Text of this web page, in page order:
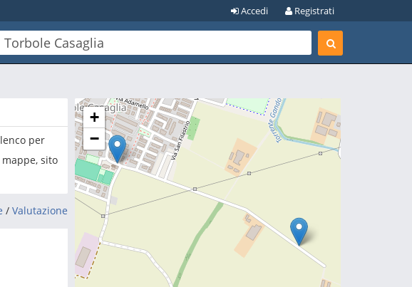
Registrati
Accedi
per
sito
/ Valutazione
+
−